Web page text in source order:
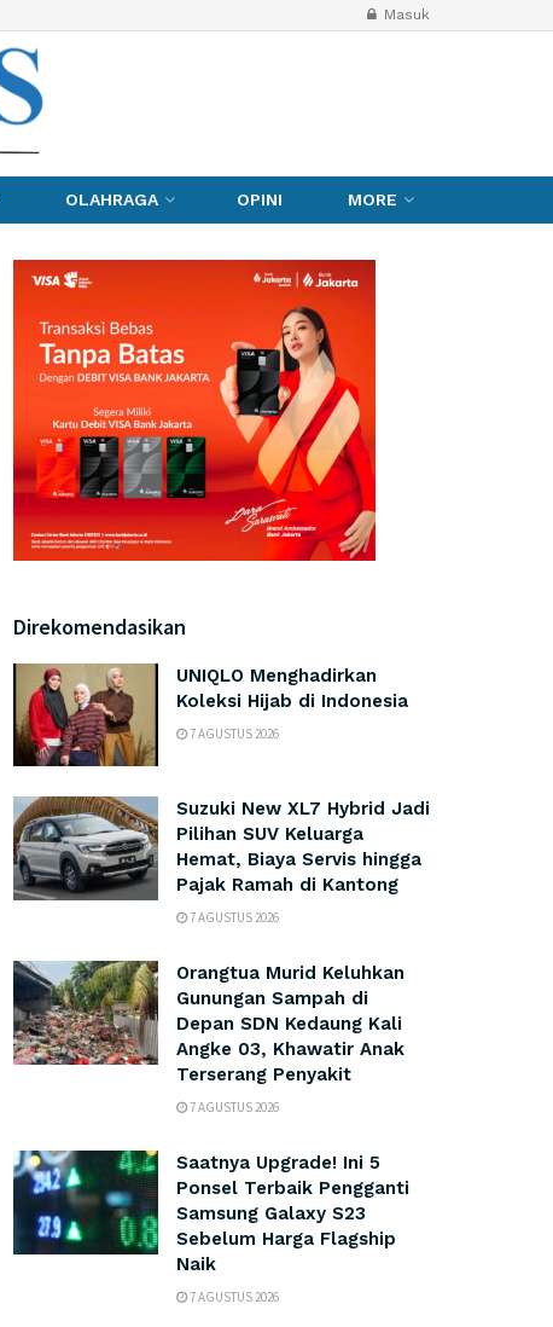
Masuk
OLAHRAGA OPINI MORE
Direkomendasikan
UNIQLO Menghadirkan
Koleksi Hijab di Indonesia
7 AGUSTUS 2026
Suzuki New XL7 Hybrid Jadi
Pilihan SUV Keluarga
Hemat, Biaya Servis hingga
Pajak Ramah di Kantong
7 AGUSTUS 2026
Orangtua Murid Keluhkan
Gunungan Sampah di
Depan SDN Kedaung Kali
Angke 03, Khawatir Anak
Terserang Penyakit
7 AGUSTUS 2026
Saatnya Upgrade! Ini 5
Ponsel Terbaik Pengganti
Samsung Galaxy S23
Sebelum Harga Flagship
Naik
7 AGUSTUS 2026